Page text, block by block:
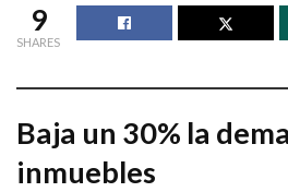
9
SHARES
Baja un 30% la
inmuebles